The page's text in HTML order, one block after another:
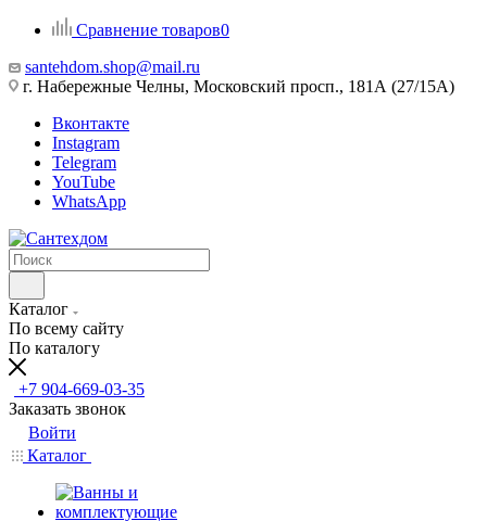
Сравнение товаров0
santehdom.shop@mail.ru
г. Набережные Челны, Московский просп., 181А (27/15А)
Вконтакте
Instagram
Telegram
YouTube
WhatsApp
Каталог
По всему сайту
По каталогу
+7 904-669-03-35
Заказать звонок
Войти
Каталог